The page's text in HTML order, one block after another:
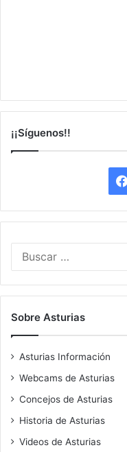
¡¡Síguenos!!
Sobre Asturias
Asturias Información
Webcams de Asturias
Concejos de Asturias
Historia de Asturias
Videos de Asturias